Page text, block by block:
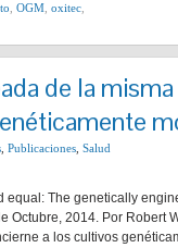
OGM oxitec
de la
Publicaciones Salud
equal: The genetically
Octubre, 2014. Por Robert
a los cultivos